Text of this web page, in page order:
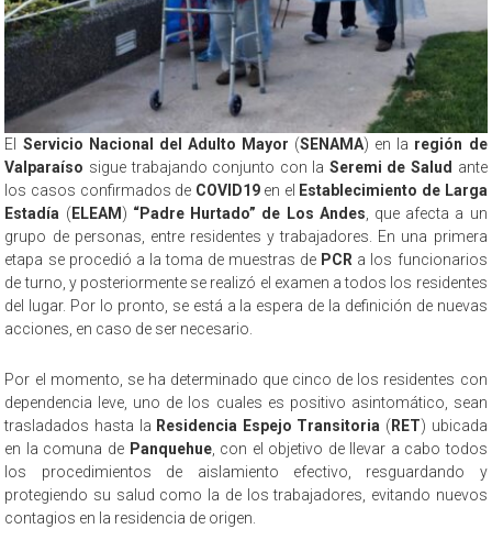
El Servicio Nacional del Adulto Mayor (SENAMA) en la región de
Valparaíso sigue trabajando conjunto con la Seremi de Salud ante
los casos confirmados de COVID19en el Establecimiento de Larga
Estadía ( ELEAM ) “Padre Hurtado” de Los Andes, que afecta a un
grupo de personas, entre residentes y trabajadores. En una primera
etapa se procedió a la toma de muestras de PCR a los funcionarios
de turno, y posteriormente se realizó el examen a todos los residentes
del lugar. Por lo pronto, se está a la espera de la definición de nuevas
acciones, en caso de ser necesario.
Por el momento, se ha determinado que cinco de los residentes con
dependencia leve, uno de los cuales es positivo asintomático, sean
trasladados hasta la Residencia Espejo Transitoria ( RET) ubicada
en la comuna de Panquehue, con el objetivo de llevar a cabo todos
los procedimientos de aislamiento efectivo, resguardando y
protegiendo su salud como la de los trabajadores, evitando nuevos
contagios en la residencia de origen.